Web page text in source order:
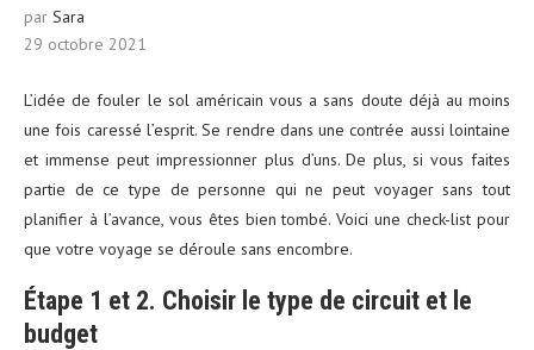
par Sara
29 octobre 2021
L’idée de fouler le sol américain vous a sans doute déjà au moins
une fois caressé l’esprit. Se rendre dans une contrée aussi lointaine
et immense peut impressionner plus d’uns. De plus, si vous faites
partie de ce type de personne qui ne peut voyager sans tout
planifier à l’avance, vous êtes bien tombé. Voici une check-list pour
que votre voyage se déroule sans encombre.
Étape 1 et 2. Choisir le type de circuit et le
budget